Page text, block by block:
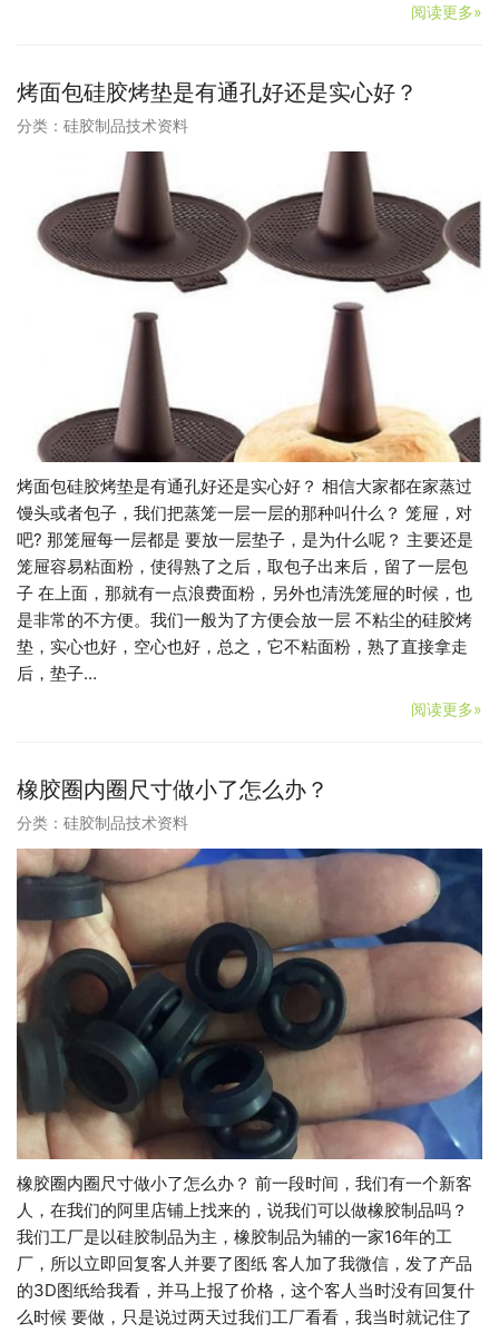
阅读更多»
烤面包硅胶烤垫是有通孔好还是实心好？
分类： 硅胶制品技术资料
烤面包硅胶烤垫是有通孔好还是实心好？ 相信大家都在家蒸过
馒头或者包子，我们把蒸笼一层一层的那种叫什么？ 笼屉，对
吧? 那笼屉每一层都是 要放一层垫子，是为什么呢？ 主要还是
笼屉容易粘面粉，使得熟了之后，取包子出来后，留了一层包
子 在上面，那就有一点浪费面粉，另外也清洗笼屉的时候，也
是非常的不方便。我们一般为了方便会放一层 不粘尘的硅胶烤
垫，实心也好，空心也好，总之，它不粘面粉，熟了直接拿走
后，垫子…
阅读更多»
橡胶圈内圈尺寸做小了怎么办？
分类： 硅胶制品技术资料
橡胶圈内圈尺寸做小了怎么办？ 前一段时间，我们有一个新客
人，在我们的阿里店铺上找来的，说我们可以做橡胶制品吗？
我们工厂是以硅胶制品为主，橡胶制品为辅的一家16年的工
厂，所以立即回复客人并要了图纸 客人加了我微信，发了产品
的3D图纸给我看，并马上报了价格，这个客人当时没有回复什
么时候 要做，只是说过两天过我们工厂看看，我当时就记住了